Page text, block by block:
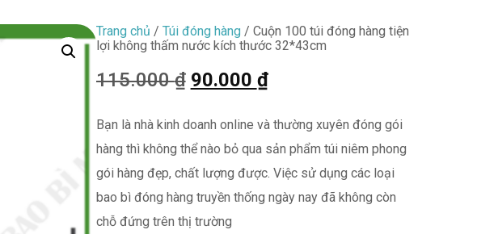
Trang chủ / Túi đóng hàng/ Cuộn 100 túi đóng hàng tiện
lợi không thấm nước kích thước 32*43cm
115.000₫ 90.000 ₫
Bạn là nhà kinh doanh online và thường xuyên đóng gói
hàng thì không thể nào bỏ qua sản phẩm túi niêm phong
gói hàng đẹp, chất lượng được. Việc sử dụng các loại
bao bì đóng hàng truyền thống ngày nay đã không còn
chỗ đứng trên thị trường